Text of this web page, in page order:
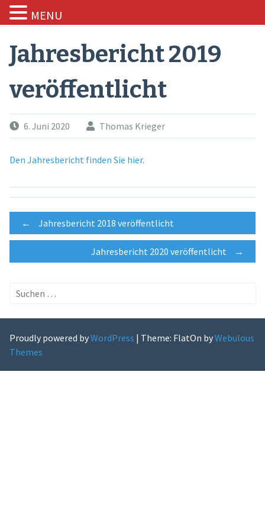
content
Jahresbericht 2019
veröffentlicht
6. Juni 2020 Thomas Krieger
Den Jahresbericht finden Sie hier.
Post
navigation
← Jahresbericht 2018 veröffentlicht
Jahresbericht 2020 veröffentlicht →
Suchen
Proudly powered byWordPress | Theme: FlatOn byWebulous
Themes
MENU